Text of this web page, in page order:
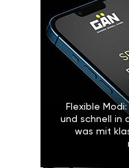
Flexible
und schnell in
was mit